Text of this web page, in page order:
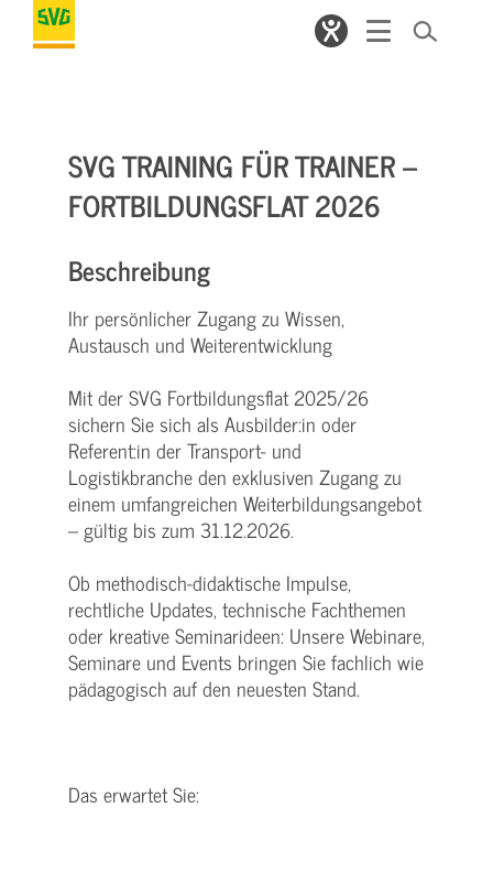
SVG TRAINING FÜR TRAINER –
FORTBILDUNGSFLAT 2026
Beschreibung
Ihr persönlicher Zugang zu Wissen,
Austausch und Weiterentwicklung
Mit der SVG Fortbildungsflat 2025/26
sichern Sie sich als Ausbilder:in oder
Referent:in der Transport- und
Logistikbranche den exklusiven Zugang zu
einem umfangreichen Weiterbildungsangebot
– gültig bis zum 31.12.2026.
Ob methodisch-didaktische Impulse,
rechtliche Updates, technische Fachthemen
oder kreative Seminarideen: Unsere Webinare,
Seminare und Events bringen Sie fachlich wie
pädagogisch auf den neuesten Stand.
Das erwartet Sie: